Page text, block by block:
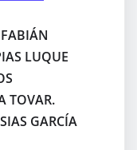
LUQUE
TOVAR.
GARCÍA